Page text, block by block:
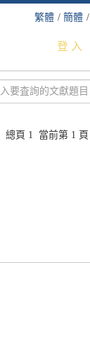
繁體 / 簡體 /
登 入
總頁 1 當前第 1 頁